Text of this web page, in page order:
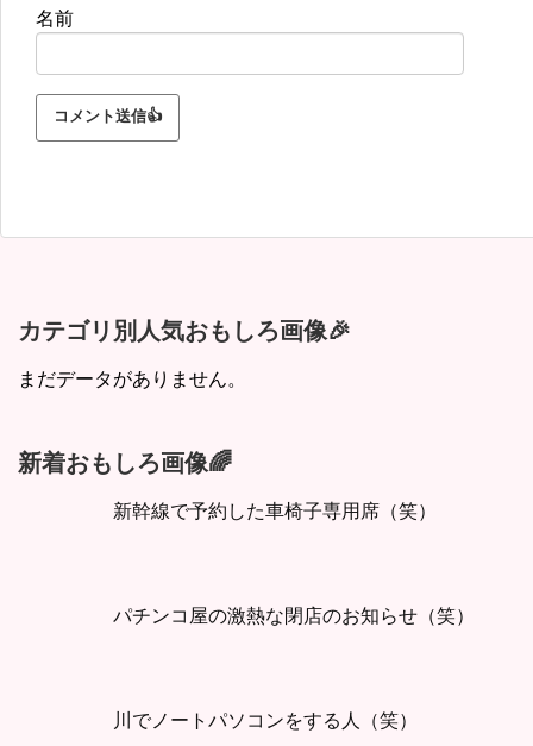
名前
カテゴリ別人気おもしろ画像🎉
まだデータがありません。
新着おもしろ画像🌈
新幹線で予約した車椅子専用席（笑）
パチンコ屋の激熱な閉店のお知らせ（笑）
川でノートパソコンをする人（笑）